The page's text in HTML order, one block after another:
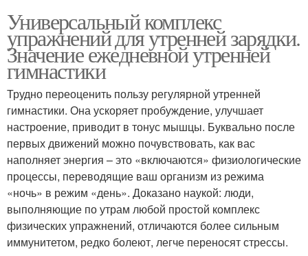
Универсальный комплекс
упражнений для утренней зарядки.
Значение ежедневной утренней
гимнастики
Трудно переоценить пользу регулярной утренней
гимнастики. Она ускоряет пробуждение, улучшает
настроение, приводит в тонус мышцы. Буквально после
первых движений можно почувствовать, как вас
наполняет энергия – это «включаются» физиологические
процессы, переводящие ваш организм из режима
«ночь» в режим «день». Доказано наукой: люди,
выполняющие по утрам любой простой комплекс
физических упражнений, отличаются более сильным
иммунитетом, редко болеют, легче переносят стрессы.